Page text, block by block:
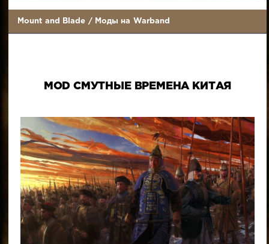
Mount and Blade / Моды на Warband
MOD СМУТНЫЕ ВРЕМЕНА КИТАЯ